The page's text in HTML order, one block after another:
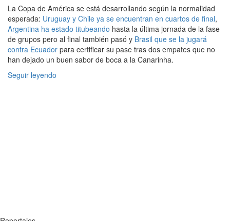
La Copa de América se está desarrollando según la normalidad
esperada: Uruguay y Chile ya se encuentran en cuartos de final,
Argentina ha estado titubeando hasta la última jornada de la fase
de grupos pero al final también pasó y Brasil que se la jugará
contra Ecuador para certificar su pase tras dos empates que no
han dejado un buen sabor de boca a la Canarinha.
Seguir leyendo